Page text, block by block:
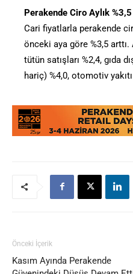
Perakende Ciro Aylık
Cari fiyatlarla perakende
önceki aya göre %3,5 arttı.
tütün satışları %2,4, gıda
hariç) %4,0, otomotiv
Önceki İçerik
Kasım Ayında Perakende